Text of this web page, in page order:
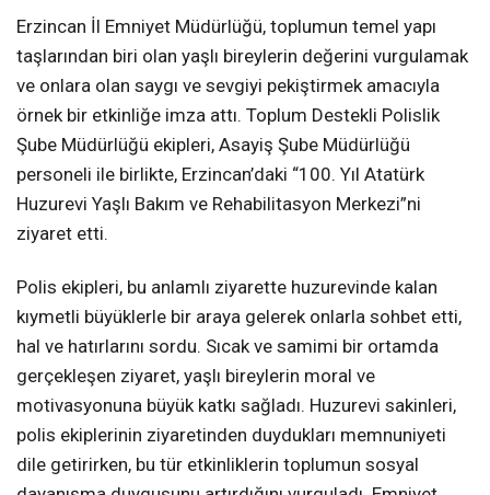
Erzincan İl Emniyet Müdürlüğü, toplumun temel yapı
taşlarından biri olan yaşlı bireylerin değerini vurgulamak
ve onlara olan saygı ve sevgiyi pekiştirmek amacıyla
örnek bir etkinliğe imza attı. Toplum Destekli Polislik
Şube Müdürlüğü ekipleri, Asayiş Şube Müdürlüğü
personeli ile birlikte, Erzincan’daki “100. Yıl Atatürk
Huzurevi Yaşlı Bakım ve Rehabilitasyon Merkezi”ni
ziyaret etti.
Polis ekipleri, bu anlamlı ziyarette huzurevinde kalan
kıymetli büyüklerle bir araya gelerek onlarla sohbet etti,
hal ve hatırlarını sordu. Sıcak ve samimi bir ortamda
gerçekleşen ziyaret, yaşlı bireylerin moral ve
motivasyonuna büyük katkı sağladı. Huzurevi sakinleri,
polis ekiplerinin ziyaretinden duydukları memnuniyeti
dile getirirken, bu tür etkinliklerin toplumun sosyal